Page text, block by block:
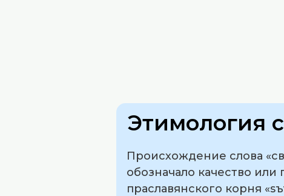
Этимология
Происхождение слова
обозначало качество
праславянского корня